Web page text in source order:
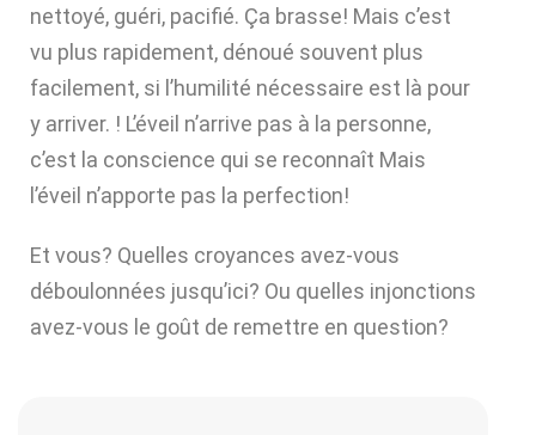
nettoyé, guéri, pacifié. Ça brasse! Mais c’est
vu plus rapidement, dénoué souvent plus
facilement, si l’humilité nécessaire est là pour
y arriver. ! L’éveil n’arrive pas à la personne,
c’est la conscience qui se reconnaît Mais
l’éveil n’apporte pas la perfection!
Et vous? Quelles croyances avez-vous
déboulonnées jusqu’ici? Ou quelles injonctions
avez-vous le goût de remettre en question?